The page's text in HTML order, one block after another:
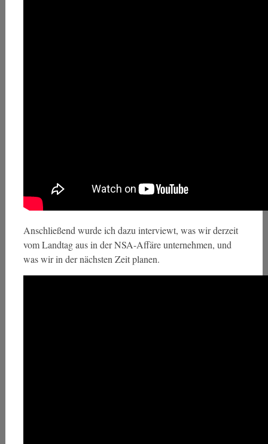
Anschließend wurde ich dazu interviewt, was wir derzeit
vom Landtag aus in der NSA-Affäre unternehmen, und
was wir in der nächsten Zeit planen.